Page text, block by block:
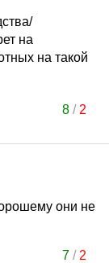
на
на такой
8/ 2
они не
7/ 2